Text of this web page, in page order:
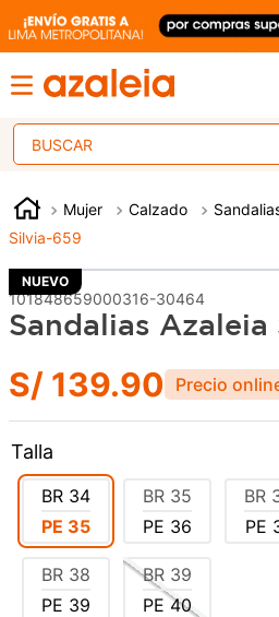
Buscar
Mujer Calzado
Silvia-659
NUEVO
101848659000316-30464
Sandalias
S/ 139.90
Talla
BR 34
PE 35
BR 35
PE 36
BR
PE
BR 38
PE 39
BR 39
PE40